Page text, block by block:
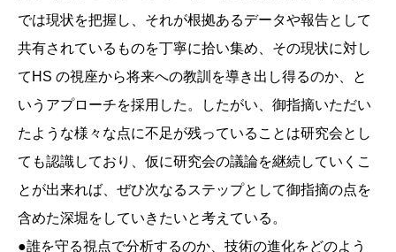
では現状を把握し、それが根拠あるデータや報告として
共有されているものを丁寧に拾い集め、その現状に対し
てHS の視座から将来への教訓を導き出し得るのか、と
いうアプローチを採用した。したがい、御指摘いただい
たような様々な点に不足が残っていることは研究会とし
ても認識しており、仮に研究会の議論を継続していくこ
とが出来れば、ぜひ次なるステップとして御指摘の点を
含めた深堀をしていきたいと考えている。
●誰を守る視点で分析するのか、技術の進化をどのよう